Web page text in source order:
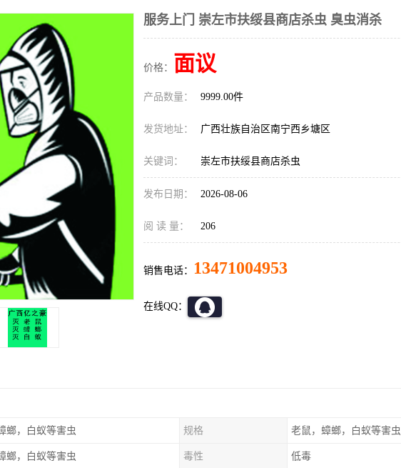
服务上门 崇左市扶绥县商店杀虫 臭虫消杀
价格： 面议
产品数量： 9999.00件
发货地址： 广西壮族自治区南宁西乡塘区
关键词： 崇左市扶绥县商店杀虫
发布日期： 2026-08-06
阅 读 量： 206
销售电话： 13471004953
在线QQ：
螂，白蚁等害虫 规格 老鼠，蟑螂，白蚁等害虫
螂，白蚁等害虫 毒性 低毒